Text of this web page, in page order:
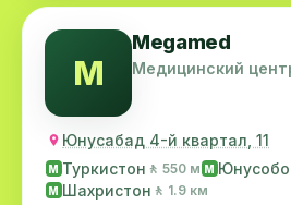
M
Megamed
Медицинский
Юнусабад 4-й квартал, 11
M Туркистон 🚶 550 м M
M Шахристон 🚶 1.9 км